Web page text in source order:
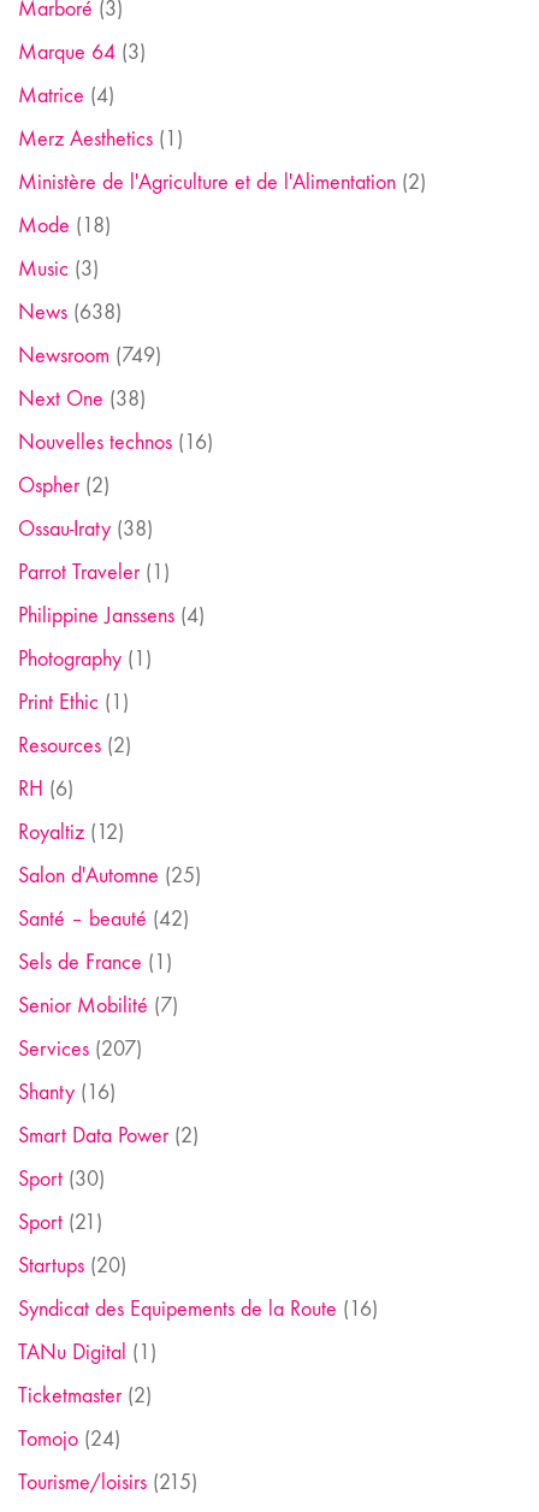
Marboré (3)
Marque 64 (3)
Matrice (4)
Merz Aesthetics (1)
Ministère de l'Agriculture et de l'Alimentation (2)
Mode (18)
Music (3)
News (638)
Newsroom (749)
Next One (38)
Nouvelles technos (16)
Ospher(2)
Ossau-Iraty (38)
Parrot Traveler(1)
Philippine Janssens (4)
Photography (1)
Print Ethic (1)
Resources (2)
RH (6)
Royaltiz (12)
Salon d'Automne (25)
Santé – beauté (42)
Sels de France (1)
Senior Mobilité (7)
Services (207)
Shanty (16)
Smart Data Power(2)
Sport (30)
Sport (21)
Startups (20)
Syndicat des Equipements de la Route (16)
TANu Digital (1)
Ticketmaster(2)
Tomojo (24)
Tourisme/loisirs (215)